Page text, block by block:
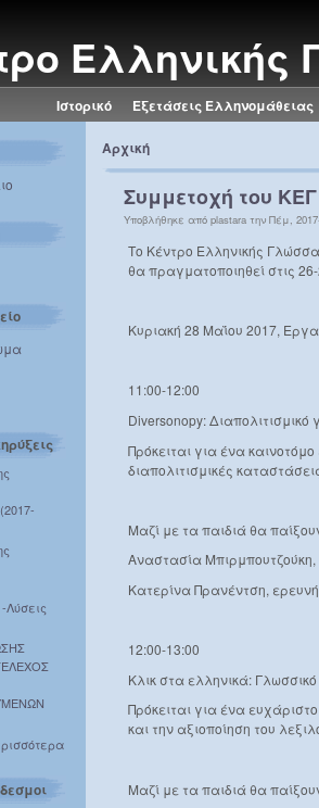
Ιστορικό Εξετάσεις Ελληνομάθειας
Λύσεις
Αρχική
Συμμετοχή του
Υποβλήθηκε από plastara την Πέμ,
Το Κέντρο Ελληνικής
θα πραγματοποιηθεί στις
Κυριακή 28 Μαΐου 2017,
11:00-12:00
Diversonopy:
Πρόκειται για ένα
διαπολιτισμικές
Μαζί με τα παιδιά θα
Αναστασία
Κατερίνα Πρανέντση,
12:00-13:00
Κλικ στα ελληνικά:
Πρόκειται για ένα
και την αξιοποίηση του
Μαζί με τα παιδιά θα